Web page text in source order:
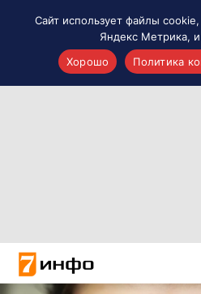
Новости России
Политика
Новости мира
Сайт использует файлы
Яндекс Метрика,
Хорошо
Политика